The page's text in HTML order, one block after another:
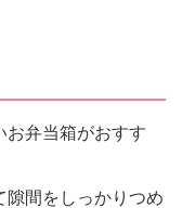
お弁当箱がおすす
隙間をしっかりつめ